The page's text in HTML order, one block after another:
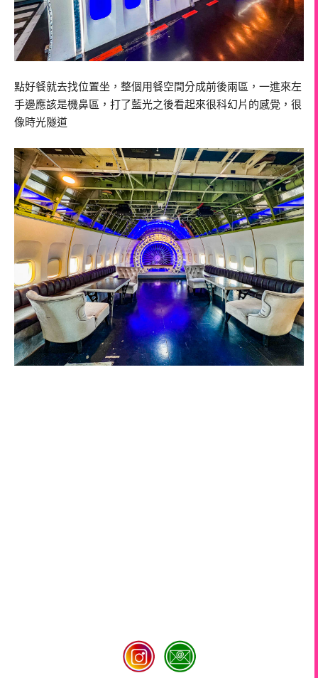
點好餐就去找位置坐，整個用餐空間分成前後兩區，一進來左
手邊應該是機鼻區，打了藍光之後看起來很科幻片的感覺，很
像時光隧道